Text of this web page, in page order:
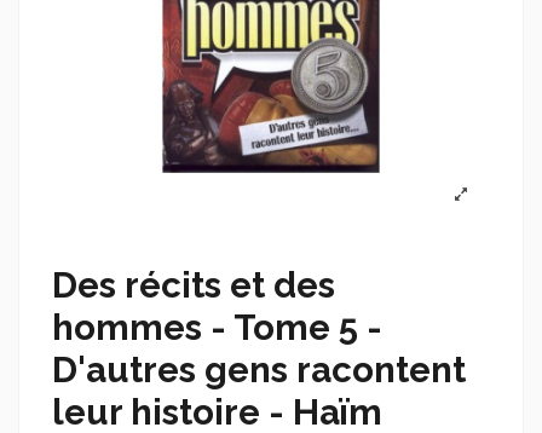
Des récits et des
hommes - Tome 5 -
D'autres gens racontent
leur histoire - Haïm